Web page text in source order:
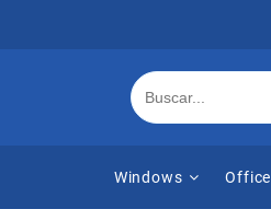
Windows Office